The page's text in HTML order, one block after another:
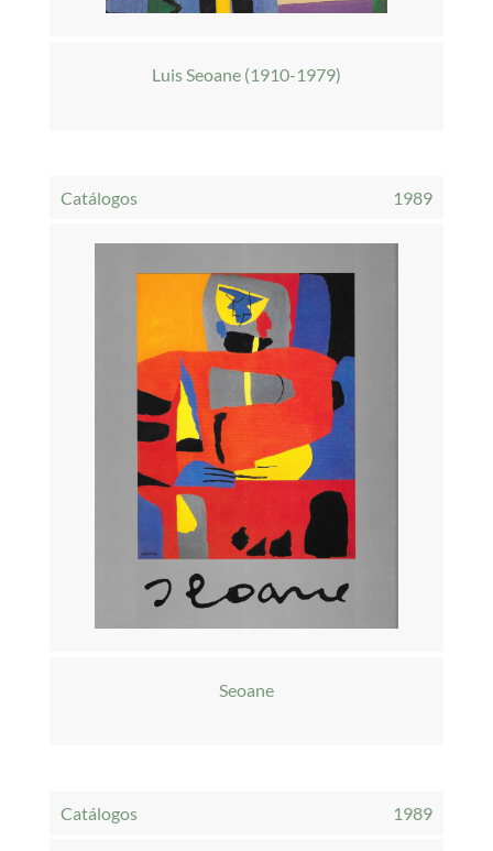
Luis Seoane (1910-1979)
Catálogos 1989
Seoane
Catálogos 1989